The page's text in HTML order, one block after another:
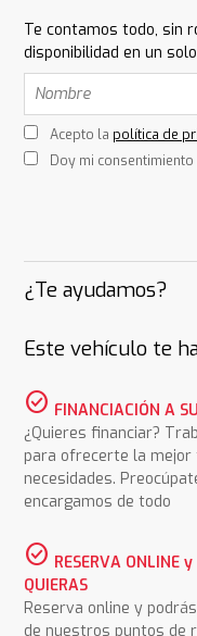
Te contamos todo, sin
disponibilidad en un
Acepto la política de
Doy mi
¿Te ayudamos?
Este vehículo te
check_circle FINANCIACIÓN A
¿Quieres financiar?
para ofrecerte la mejor
necesidades.
encargamos de todo
check_circle RESERVA ONLINE
QUIERAS
Reserva online y
de nuestros puntos de